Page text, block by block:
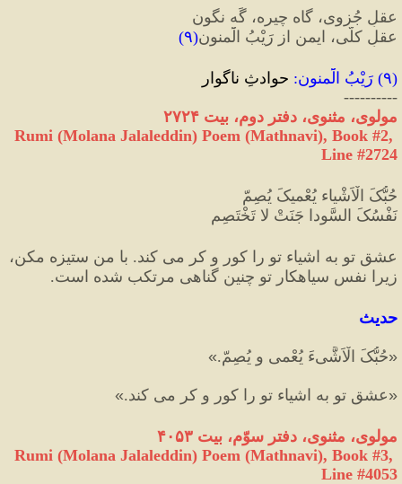
عقلِ جُزوی، گاه چیره، گَه نگون
عقلِ کلّی، ایمن از رَیْبُ الَْمنون(۹)
(۹) رَیْبُ الَْمنون: حوادثِ ناگوار
----------
مولوی، مثنوی، دفتر دوم، بیت ۲۷۲۴
Rumi (Molana Jalaleddin) Poem (Mathnavi), Book #2,
Line #2724
حُبُّکَ الْاَشْیاء یُعْمیکَ یُصِمّ
نَفْسُکَ السَّودا جَنَتْ لا تَخْتَصِم
عشق تو به اشياء تو را كور و كر می کند. با من ستیزه مکن،
زیرا نفس سیاهکار تو چنین گناهی مرتکب شده است.
حدیث
«حُبُّکَ الْاَشَّیءَ یُعْمی و یُصِمّ.»
«عشق تو به اشياء تو را كور و كر می کند.»
مولوی، مثنوی، دفتر سوّم، بیت ۴۰۵۳
Rumi (Molana Jalaleddin) Poem (Mathnavi), Book #3,
Line #4053